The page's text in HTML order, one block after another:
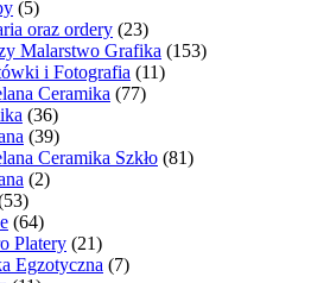
(5)
oraz ordery (23)
Malarstwo Grafika (153)
i Fotografia (11)
Ceramika (77)
(36)
(39)
Ceramika Szkło (81)
(2)
(64)
Platery (21)
Egzotyczna (7)